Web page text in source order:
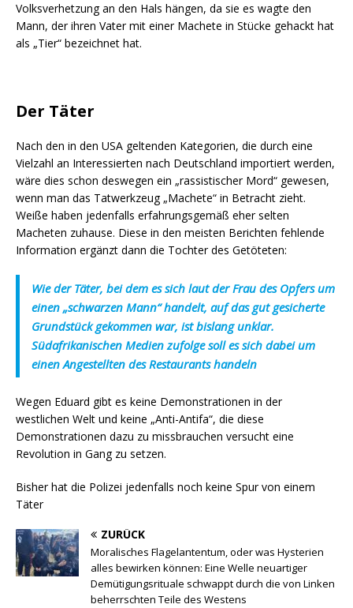
Volksverhetzung an den Hals hängen, da sie es wagte den
Mann, der ihren Vater mit einer Machete in Stücke gehackt hat
als „Tier“ bezeichnet hat.
Der Täter
Nach den in den USA geltenden Kategorien, die durch eine
Vielzahl an Interessierten nach Deutschland importiert werden,
wäre dies schon deswegen ein „rassistischer Mord“ gewesen,
wenn man das Tatwerkzeug „Machete“ in Betracht zieht.
Weiße haben jedenfalls erfahrungsgemäß eher selten
Macheten zuhause. Diese in den meisten Berichten fehlende
Information ergänzt dann die Tochter des Getöteten:
Wie der Täter, bei dem es sich laut der Frau des Opfers um
einen „schwarzen Mann“ handelt, auf das gut gesicherte
Grundstück gekommen war, ist bislang unklar.
Südafrikanischen Medien zufolge soll es sich dabei um
einen Angestellten des Restaurants handeln
Wegen Eduard gibt es keine Demonstrationen in der
westlichen Welt und keine „Anti-Antifa“, die diese
Demonstrationen dazu zu missbrauchen versucht eine
Revolution in Gang zu setzen.
Bisher hat die Polizei jedenfalls noch keine Spur von einem
Täter
ZURÜCK
Moralisches Flagelantentum, oder was Hysterien
alles bewirken können: Eine Welle neuartiger
Demütigungsrituale schwappt durch die von Linken
beherrschten Teile des Westens